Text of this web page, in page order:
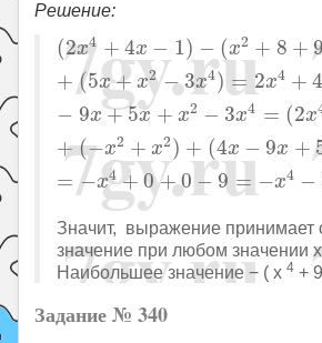
Решение:
(2x4 + 4x − 1) − (x2 + 8 +
+ (5x + x2 − 3x4) = 2x4 +
− 9x +5x + x2 − 3x4 = (2x
+(−x2 + x2) + (4x − 9x +
= −x4 + 0+0 − 9 = −x4 −
(2 4 x ( x 8 +9 + x+
Значит, выражение принимает
значение при любом значении
Наибольшее значение − ( x4 +
Задание № 340